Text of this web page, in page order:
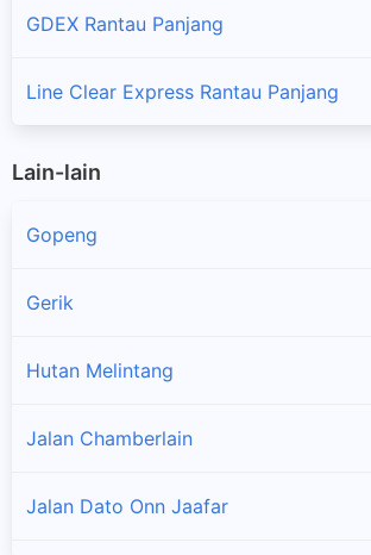
GDEX Rantau Panjang
Line Clear Express Rantau Panjang
Lain-lain
Gopeng
Gerik
Hutan Melintang
Jalan Chamberlain
Jalan Dato Onn Jaafar